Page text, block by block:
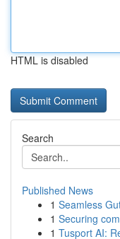
HTML is disabled
Search
Published News
1 Seamless
1 Securing
1 Tusport AI: